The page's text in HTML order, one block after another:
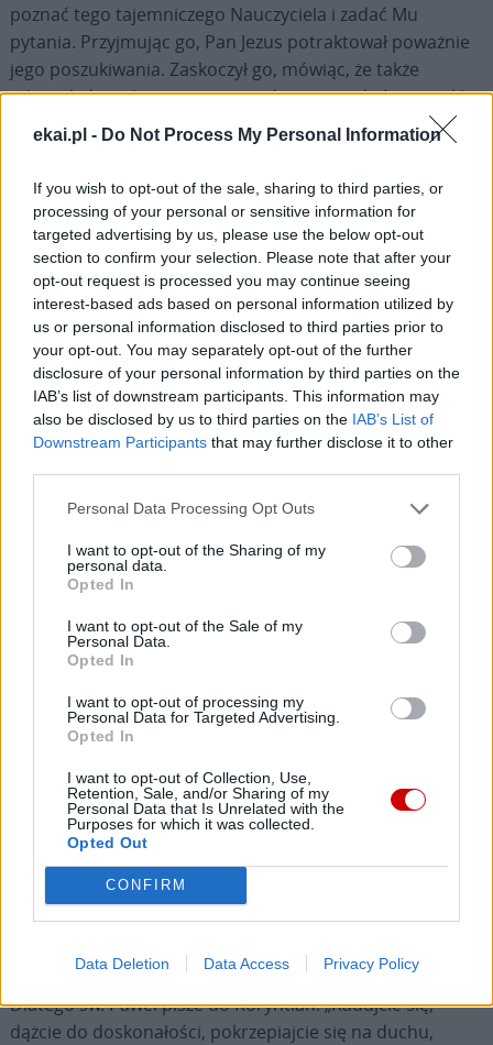
ekai.pl - Do Not Process My Personal Information
If you wish to opt-out of the sale, sharing to third parties, or
processing of your personal or sensitive information for
targeted advertising by us, please use the below opt-out
section to confirm your selection. Please note that after your
opt-out request is processed you may continue seeing
interest-based ads based on personal information utilized by
us or personal information disclosed to third parties prior to
your opt-out. You may separately opt-out of the further
disclosure of your personal information by third parties on the
IAB’s list of downstream participants. This information may
also be disclosed by us to third parties on the IAB’s List of
Downstream Participants that may further disclose it to other
Personal Data Processing Opt Outs
I want to opt-out of the Sharing of my
personal data.
Opted In
I want to opt-out of the Sale of my
Personal Data.
Opted In
I want to opt-out of processing my
Personal Data for Targeted Advertising.
Opted In
I want to opt-out of Collection, Use,
Retention, Sale, and/or Sharing of my
Personal Data that Is Unrelated with the
Purposes for which it was collected.
Opted Out
CONFIRM
Data Deletion Data Access Privacy Policy
poznać tego tajemniczego Nauczyciela i zadać Mu
pytania. Przyjmując go, Pan Jezus potraktował poważnie
jego poszukiwania. Zaskoczył go, mówiąc, że także
człowiek dorosły może się powtórnie narodzić; pozwolił
mu przeczuć, że życie Boże mogłoby odmienić jego życie.
Jezus mówił Nikodemowi o Duchu Świętym i rozświetlił
jego noc prawdą, która w dzisiejsze święto rozbrzmiewa
we wszystkich naszych kościołach: „Tak bowiem Bóg
umiłował świat, że Syna swego Jednorodzonego dał, aby
każdy, kto w Niego wierzy, nie zginął, ale miał życie
wieczne” (w. 16). A także: „Bóg nie posłał swego Syna na
świat po to, aby świat potępił, ale po to, by świat został
przez Niego zbawiony” (w. 17).
Najdrożsi, w Misterium Boga – Ojca i Syna, i Ducha
Świętego – jesteśmy w domu, tak jak Nikodem poczuł się
jak u siebie przy Jezusie. Życie Boże jest wspaniałe i
pociągające, przynosi pokój naszemu sercu, często tak
niespokojnemu, i sprawia, że spotykamy braci i siostry w
wszystko i wszystkich. Odkrywamy, że każde stworzenie
zostało stworzone do komunii, relacji i spotkania. A przez
przeciwieństwo rozumiemy, dlaczego podziały,
polaryzacje i pogarda dla różnorodności niosą światu
zniszczenie, smutek i jałowość.
Nikodem należał do Sanhedrynu, rady przywódców
adresem Jezusa, wezwał wszystkich, aby Go wysłuchali,
zanim Go skażą. Otrzymał od Boga – właśnie przez
samego Chrystusa – Ducha komunii, który otwiera serce
na nową prawdę i na prawdziwą nowość. Ten, kto nie
przyjmuje tego Ducha, szybko się starzeje, żyjąc w
nieustannym narzekaniu; pozostaje samotny i nigdy nie
nosi w sercu radości. Tymczasem dziś, drodzy bracia i
siostry, jest święto! Boże święto jest naszym świętem.
Dlatego św. Paweł pisze do Koryntian: „Radujcie się,
dążcie do doskonałości, pokrzepiajcie się na duchu,